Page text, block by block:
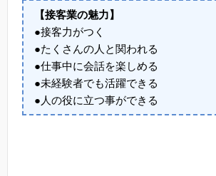
【接客業の魅力】
●接客力がつく
●たくさんの人と関われる
●仕事中に会話を楽しめる
●未経験者でも活躍できる
●人の役に立つ事ができる